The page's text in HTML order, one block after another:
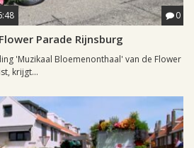
0
Parade Rijnsburg
'Muzikaal Bloemenonthaal' van de Flower
krijgt...